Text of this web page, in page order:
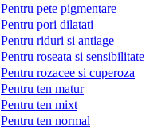
Pentru pete pigmentare
Pentru pori dilatati
Pentru riduri si antiage
Pentru roseata si sensibilitate
Pentru rozacee si cuperoza
Pentru ten matur
Pentru ten mixt
Pentru ten normal